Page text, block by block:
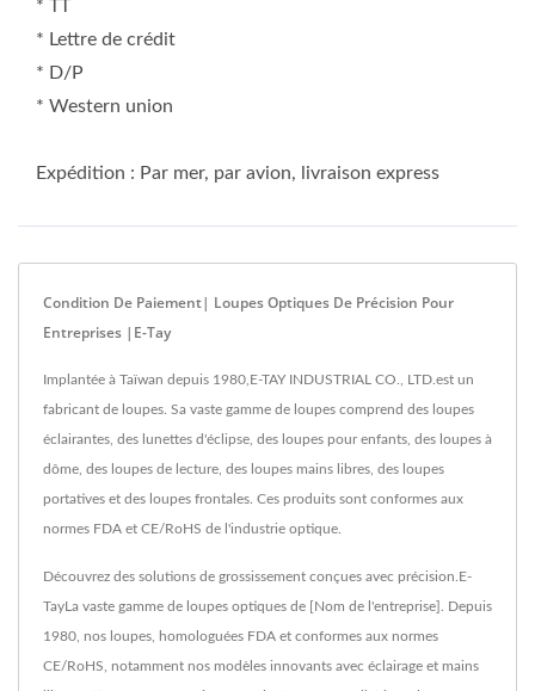
* TT
* Lettre de crédit
* D/P
* Western union
Expédition : Par mer, par avion, livraison express
Condition De Paiement| Loupes Optiques De Précision Pour
Entreprises |E-Tay
Implantée à Taïwan depuis 1980,E-TAY INDUSTRIAL CO., LTD.est un
fabricant de loupes. Sa vaste gamme de loupes comprend des loupes
éclairantes, des lunettes d'éclipse, des loupes pour enfants, des loupes à
dôme, des loupes de lecture, des loupes mains libres, des loupes
portatives et des loupes frontales. Ces produits sont conformes aux
normes FDA et CE/RoHS de l'industrie optique.
Découvrez des solutions de grossissement conçues avec précision.E-
TayLa vaste gamme de loupes optiques de [Nom de l'entreprise]. Depuis
1980, nos loupes, homologuées FDA et conformes aux normes
CE/RoHS, notamment nos modèles innovants avec éclairage et mains